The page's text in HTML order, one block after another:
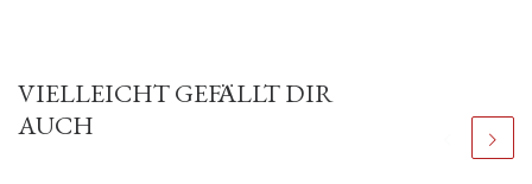
VIELLEICHT GEFÄLLT DIR
AUCH